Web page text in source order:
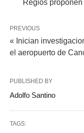
Regios
PREVIOUS
« Inician
el aeropuerto de
PUBLISHED BY
Adolfo Santino
TAGS: